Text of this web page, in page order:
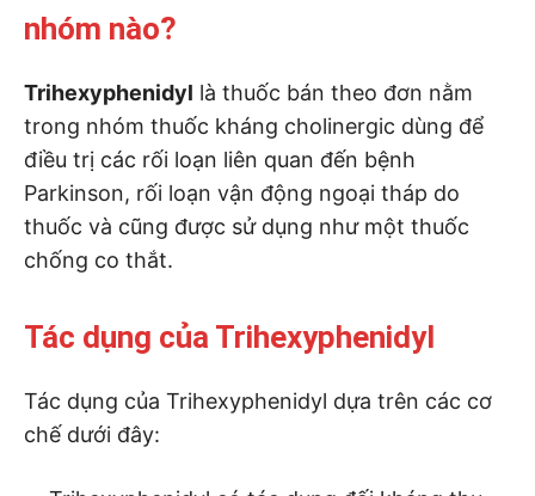
nhóm nào?
Trihexyphenidyl là thuốc bán theo đơn nằm
trong nhóm thuốc kháng cholinergic dùng để
điều trị các rối loạn liên quan đến bệnh
Parkinson, rối loạn vận động ngoại tháp do
thuốc và cũng được sử dụng như một thuốc
chống co thắt.
Tác dụng của Trihexyphenidyl
Tác dụng của Trihexyphenidyl dựa trên các cơ
chế dưới đây: